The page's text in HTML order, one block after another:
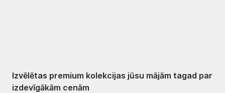
Izvēlētas premium kolekcijas jūsu mājām tagad par
izdevīgākām cenām